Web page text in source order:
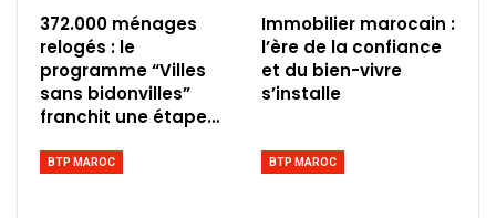
372.000 ménages
relogés : le
programme “Villes
sans bidonvilles”
franchit une étape…
Immobilier marocain :
l’ère de la confiance
et du bien-vivre
s’installe
BTP MAROC BTP MAROC